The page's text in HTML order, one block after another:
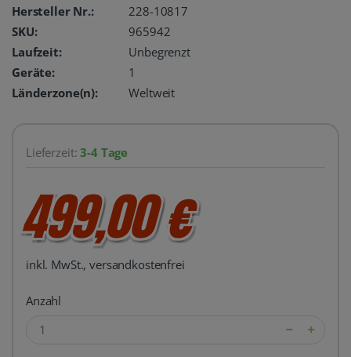
Hersteller Nr.:
228-10817
SKU:
965942
Laufzeit:
Unbegrenzt
Geräte:
1
Länderzone(n):
Weltweit
Lieferzeit:3-4 Tage
499,00 €
inkl. MwSt., versandkostenfrei
Anzahl